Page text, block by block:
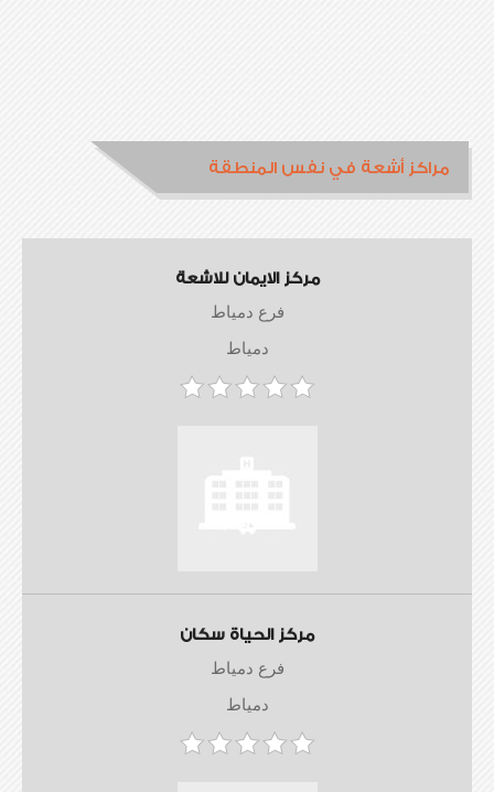
مراكز أشعة في نفس المنطقة
مركز الايمان للاشعة
فرع دمياط
دمياط
مركز الحياة سكان
فرع دمياط
دمياط